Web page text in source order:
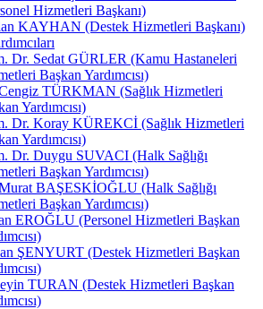
Hizmetleri Başkanı)
KAYHAN (Destek Hizmetleri Başkanı)
Dr. Sedat GÜRLER (Kamu Hastaneleri
Başkan Yardımcısı)
TÜRKMAN (Sağlık Hizmetleri
Yardımcısı)
Dr. Koray KÜREKCİ (Sağlık Hizmetleri
Yardımcısı)
Dr. Duygu SUVACI (Halk Sağlığı
Başkan Yardımcısı)
BAŞESKİOĞLU (Halk Sağlığı
Başkan Yardımcısı)
EROĞLU (Personel Hizmetleri Başkan
ŞENYURT (Destek Hizmetleri Başkan
TURAN (Destek Hizmetleri Başkan